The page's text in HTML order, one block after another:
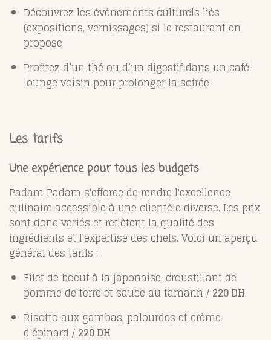
Découvrez les événements culturels liés
(expositions, vernissages) si le restaurant en
propose
Profitez d’un thé ou d’un digestif dans un café
lounge voisin pour prolonger la soirée
Les tarifs
Une expérience pour tous les budgets
Padam Padam s'efforce de rendre l'excellence
culinaire accessible à une clientèle diverse. Les prix
sont donc variés et reflètent la qualité des
ingrédients et l'expertise des chefs. Voici un aperçu
général des tarifs :
Filet de boeuf à la japonaise, croustillant de
pomme de terre et sauce au tamarin / 220 DH
Risotto aux gambas, palourdes et crème
d’épinard / 220 DH